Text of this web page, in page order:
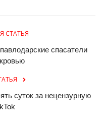
СТАТЬЯ
спасатели
суток за нецензурную